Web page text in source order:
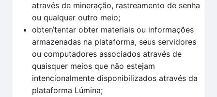
através de mineração, rastreamento de senha
ou qualquer outro meio;
obter/tentar obter materiais ou informações
armazenadas na plataforma, seus servidores
ou computadores associados através de
quaisquer meios que não estejam
intencionalmente disponibilizados através da
plataforma Lúmina;